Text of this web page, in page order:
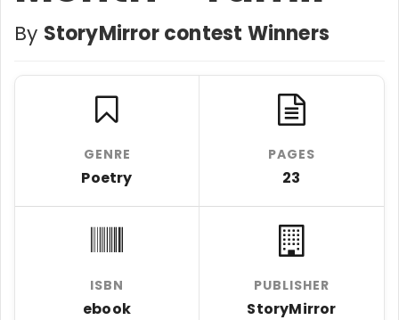
By StoryMirror contest Winners
GENRE
Poetry
PAGES
23
ISBN
ebook
PUBLISHER
StoryMirror